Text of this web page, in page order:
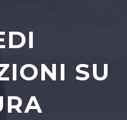
SU